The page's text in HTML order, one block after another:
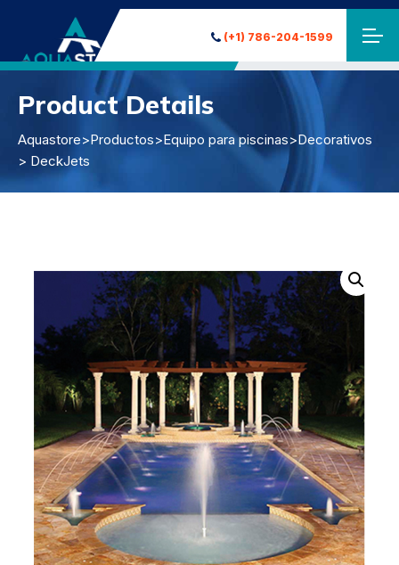
(+1) 786-204-1599
Product Details
Aquastore>Productos>Equipo para piscinas>Decorativos
> DeckJets